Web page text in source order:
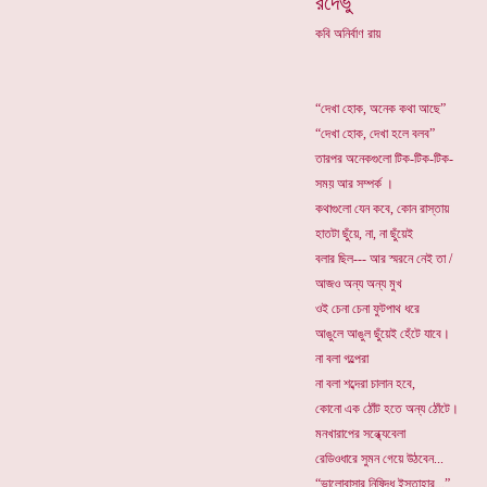
কবি অনির্বাণ রায়
“দেখা হোক, অনেক কথা আছে”
“দেখা হোক, দেখা হলে বলব”
তারপর অনেকগুলো টিক-টিক-টিক-
সময় আর সম্পর্ক ।
কথাগুলো যেন কবে, কোন রাস্তায়
হাতটা ছুঁয়ে, না, না ছুঁয়েই
বলার ছিল--- আর স্মরনে নেই তা /
আজও অন্য অন্য মুখ
ওই চেনা চেনা ফুটপাথ ধরে
আঙুলে আঙুল ছুঁয়েই হেঁটে যাবে।
না বলা গল্পেরা
না বলা শব্দেরা চালান হবে,
কোনো এক ঠোঁট হতে অন্য ঠোঁটে।
মনখারাপের সন্ধ্যেবেলা
রেডিওধারে সুমন গেয়ে উঠবেন...
“ভালোবাসার নিষিদ্ধ ইস্তাহার...”